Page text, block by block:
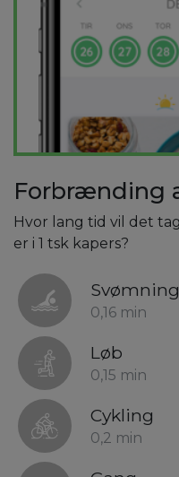
Forbrænding
Hvor lang tid vil det
er i 1 tsk kapers?
Svømning
0,16 min
Løb
0,15 min
Cykling
0,2 min